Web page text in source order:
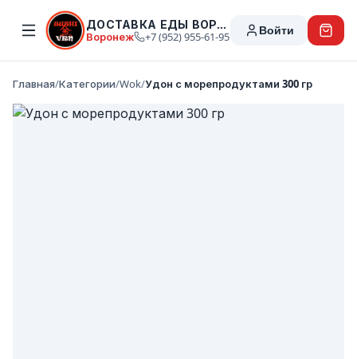
ДОСТАВКА ЕДЫ ВОРОНЕЖ
Воронеж +7 (952) 955-61-95 Войти
Главная/Категории/Wok/Удон с морепродуктами 300 гр